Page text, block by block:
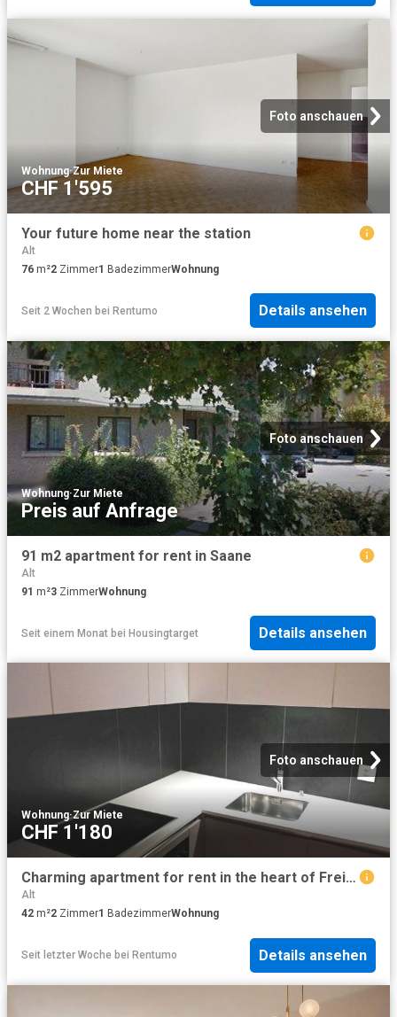
Foto anschauen
Wohnung·Zur Miete
CHF 1'595
Your future home near the station
Alt
76 m²2 Zimmer1 BadezimmerWohnung
Seit 2 Wochen bei Rentumo Details ansehen
Foto anschauen
Wohnung·Zur Miete
Preis auf Anfrage
91 m2 apartment for rent in Saane
Alt
91 m²3 ZimmerWohnung
Seit einem Monat bei Housingtarget Details ansehen
Foto anschauen
Wohnung·Zur Miete
CHF 1'180
Charming apartment for rent in the heart of Freiburg
Alt
42 m²2 Zimmer1 BadezimmerWohnung
Seit letzter Woche bei Rentumo Details ansehen